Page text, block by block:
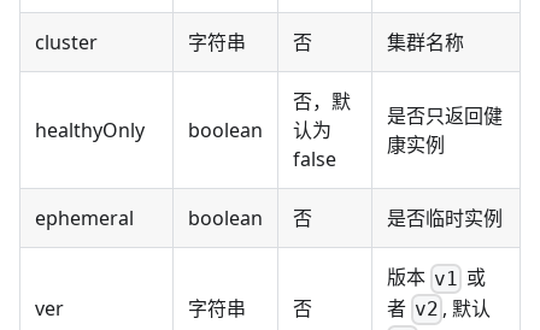
cluster 字符串 否 集群名称
healthyOnly boolean
否，默
认为
false
是否只返回健
康实例
ephemeral boolean 否 是否临时实例
ver 字符串 否
版本 v1 或
者 v2 , 默认